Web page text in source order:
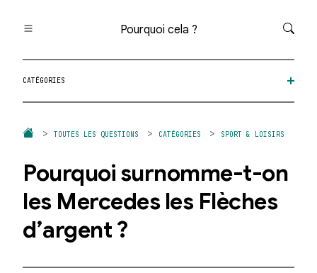
Pourquoi cela ?
Toutes les questions
Catégories
Question au hasard
CATÉGORIES
TOUTES LES QUESTIONS CATÉGORIES SPORT & LOISIRS
Pourquoi surnomme-t-on
les Mercedes les Flèches
d’argent ?